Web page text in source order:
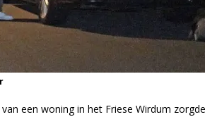
een woning in het Friese Wirdum zorgde